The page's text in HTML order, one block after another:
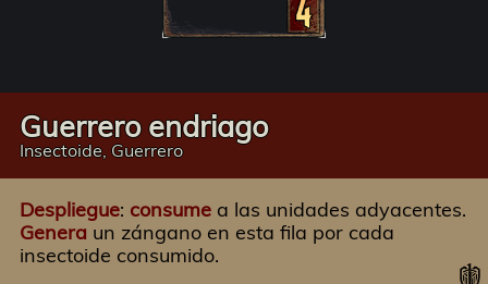
Guerrero endriago
Insectoide, Guerrero
Despliegue: consume a las unidades adyacentes.
Genera un zángano en esta fila por cada
insectoide consumido.